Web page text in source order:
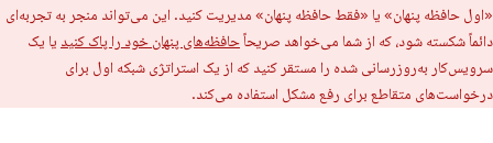
«اول حافظه پنهان» یا «فقط حافظه پنهان» مدیریت کنید. این می‌تواند منجر به تجربه‌ای
دائماً شکسته شود، که از شما می‌خواهد صریحاًحافظه‌های پنهان خود را پاک کنید یا یک
سرویس‌کار به‌روزرسانی شده را مستقر کنید که از یک استراتژی شبکه اول برای
درخواست‌های متقاطع برای رفع مشکل استفاده می‌کند.